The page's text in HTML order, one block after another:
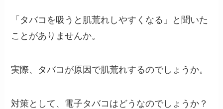
「タバコを吸うと肌荒れしやすくなる」と聞いた
ことがありませんか。
実際、タバコが原因で肌荒れするのでしょうか。
対策として、電子タバコはどうなのでしょうか？